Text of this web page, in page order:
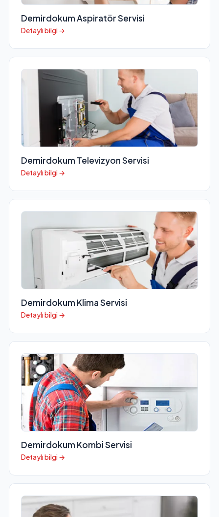
Demirdokum Aspiratör Servisi
Detaylı bilgi →
Demirdokum Televizyon Servisi
Detaylı bilgi →
Demirdokum Klima Servisi
Detaylı bilgi →
Demirdokum Kombi Servisi
Detaylı bilgi →